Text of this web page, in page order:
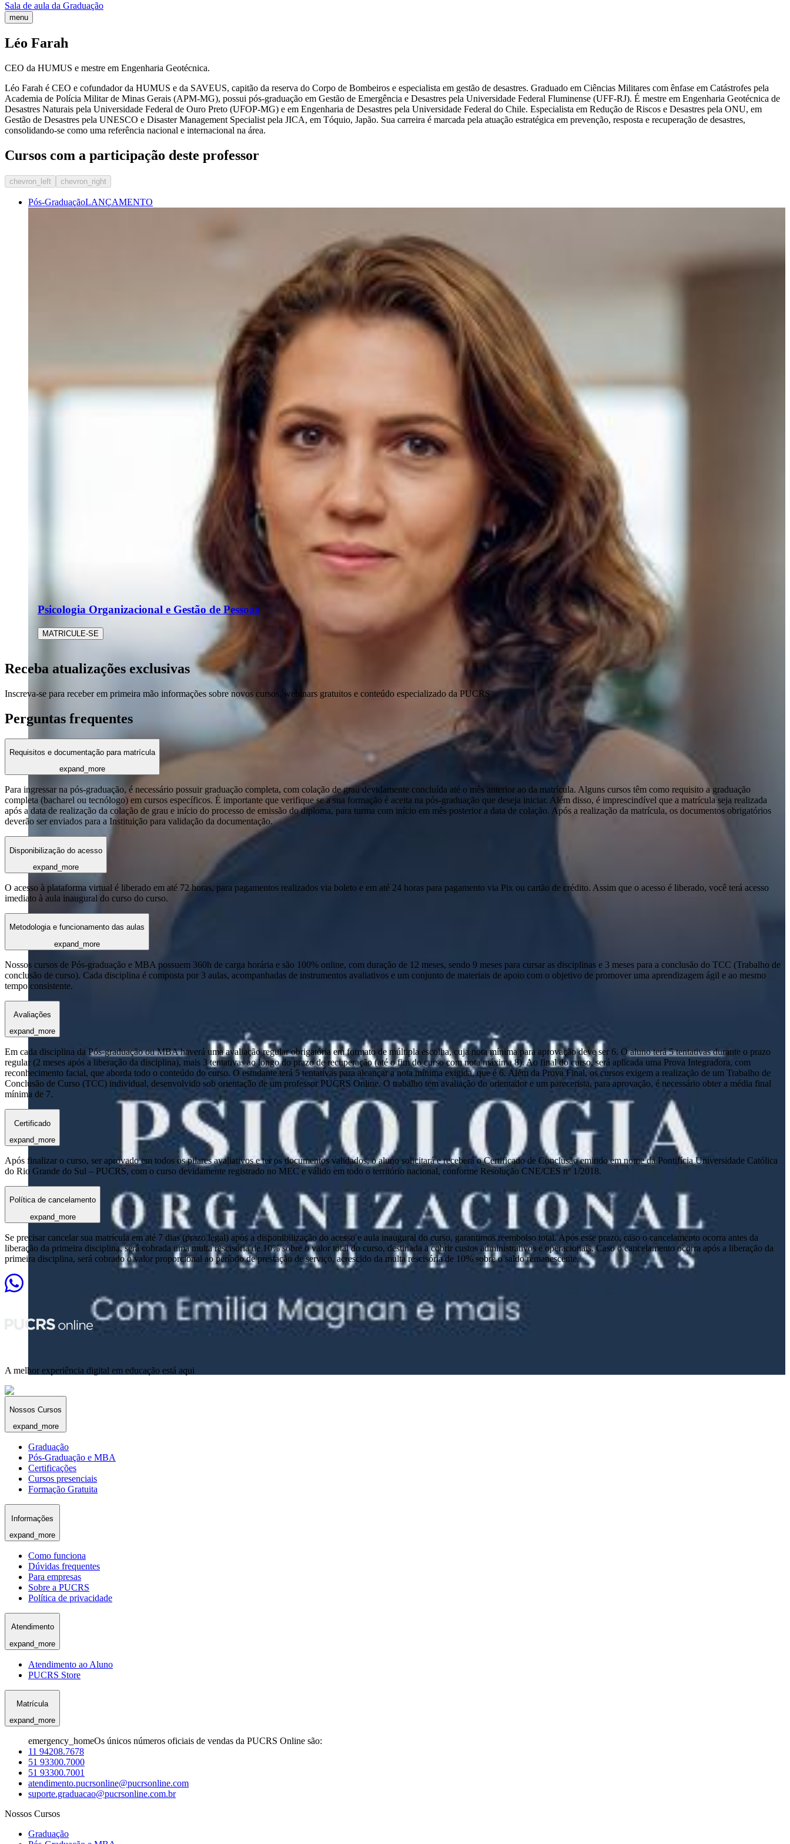
Sala de aula da Graduação
menu
Léo Farah
CEO da HUMUS e mestre em Engenharia Geotécnica.
Léo Farah é CEO e cofundador da HUMUS e da SAVEUS, capitão da reserva do Corpo de Bombeiros e especialista em gestão de desastres. Graduado em Ciências Militares com ênfase em Catástrofes pela
Academia de Polícia Militar de Minas Gerais (APM-MG), possui pós-graduação em Gestão de Emergência e Desastres pela Universidade Federal Fluminense (UFF-RJ). É mestre em Engenharia Geotécnica de
Desastres Naturais pela Universidade Federal de Ouro Preto (UFOP-MG) e em Engenharia de Desastres pela Universidade Federal do Chile. Especialista em Redução de Riscos e Desastres pela ONU, em
Gestão de Desastres pela UNESCO e Disaster Management Specialist pela JICA, em Tóquio, Japão. Sua carreira é marcada pela atuação estratégica em prevenção, resposta e recuperação de desastres,
consolidando-se como uma referência nacional e internacional na área.
Cursos com a participação deste professor
chevron_left chevron_right
Pós-GraduaçãoLANÇAMENTO
Psicologia Organizacional e Gestão de Pessoas
MATRICULE-SE
Receba atualizações exclusivas
Inscreva-se para receber em primeira mão informações sobre novos cursos, webinars gratuitos e conteúdo especializado da PUCRS
Perguntas frequentes
Requisitos e documentação para matrícula
expand_more
Para ingressar na pós-graduação, é necessário possuir graduação completa, com colação de grau devidamente concluída até o mês anterior ao da matrícula. Alguns cursos têm como requisito a graduação
completa (bacharel ou tecnólogo) em cursos específicos. É importante que verifique se a sua formação é aceita na pós-graduação que deseja iniciar. Além disso, é imprescindível que a matrícula seja realizada
após a data de realização da colação de grau e início do processo de emissão do diploma, para turma com início em mês posterior a data de colação. Após a realização da matrícula, os documentos obrigatórios
deverão ser enviados para a Instituição para validação da documentação.
Disponibilização do acesso
expand_more
O acesso à plataforma virtual é liberado em até 72 horas, para pagamentos realizados via boleto e em até 24 horas para pagamento via Pix ou cartão de crédito. Assim que o acesso é liberado, você terá acesso
imediato à aula inaugural do curso do curso.
Metodologia e funcionamento das aulas
expand_more
Nossos cursos de Pós-graduação e MBA possuem 360h de carga horária e são 100% online, com duração de 12 meses, sendo 9 meses para cursar as disciplinas e 3 meses para a conclusão do TCC (Trabalho de
conclusão de curso). Cada disciplina é composta por 3 aulas, acompanhadas de instrumentos avaliativos e um conjunto de materiais de apoio com o objetivo de promover uma aprendizagem ágil e ao mesmo
tempo consistente.
Avaliações
expand_more
Em cada disciplina da Pós-graduação ou MBA haverá uma avaliação regular obrigatória em formato de múltipla escolha, cuja nota mínima para aprovação deve ser 6. O aluno terá 5 tentativas durante o prazo
regular (2 meses após a liberação da disciplina), mais 3 tentativas ao longo do prazo de recuperação (até o fim do curso com nota máxima 8). Ao final do curso, será aplicada uma Prova Integradora, com
reconhecimento facial, que aborda todo o conteúdo do curso. O estudante terá 5 tentativas para alcançar a nota mínima exigida, que é 6. Além da Prova Final, os cursos exigem a realização de um Trabalho de
Conclusão de Curso (TCC) individual, desenvolvido sob orientação de um professor PUCRS Online. O trabalho tem avaliação do orientador e um parecerista, para aprovação, é necessário obter a média final
mínima de 7.
Certificado
expand_more
Após finalizar o curso, ser aprovado em todos os pilares avaliativos e ter os documentos validados, o aluno solicitará e receberá o Certificado de Conclusão emitido em nome da Pontifícia Universidade Católica
do Rio Grande do Sul – PUCRS, com o curso devidamente registrado no MEC e válido em todo o território nacional, conforme Resolução CNE/CES nº 1/2018.
Política de cancelamento
expand_more
Se precisar cancelar sua matrícula em até 7 dias (prazo legal) após a disponibilização do acesso e aula inaugural do curso, garantimos reembolso total. Após esse prazo, caso o cancelamento ocorra antes da
liberação da primeira disciplina, será cobrada uma multa rescisória de 10% sobre o valor total do curso, destinada a cobrir custos administrativos e operacionais. Caso o cancelamento ocorra após a liberação da
primeira disciplina, será cobrado o valor proporcional ao período de prestação de serviço, acrescido da multa rescisória de 10% sobre o saldo remanescente.
A melhor experiência digital em educação está aqui
Nossos Cursos
expand_more
Graduação
Pós-Graduação e MBA
Certificações
Cursos presenciais
Formação Gratuita
Informações
expand_more
Como funciona
Dúvidas frequentes
Para empresas
Sobre a PUCRS
Política de privacidade
Atendimento
expand_more
Atendimento ao Aluno
PUCRS Store
Matrícula
expand_more
emergency_homeOs únicos números oficiais de vendas da PUCRS Online são:
11 94208.7678
51 93300.7000
51 93300.7001
atendimento.pucrsonline@pucrsonline.com
suporte.graduacao@pucrsonline.com.br
Nossos Cursos
Graduação